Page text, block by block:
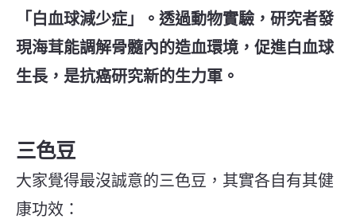
「白血球減少症」。透過動物實驗，研究者發
現海茸能調解骨髓內的造血環境，促進白血球
生長，是抗癌研究新的生力軍。
三色豆
大家覺得最沒誠意的三色豆，其實各自有其健
康功效：